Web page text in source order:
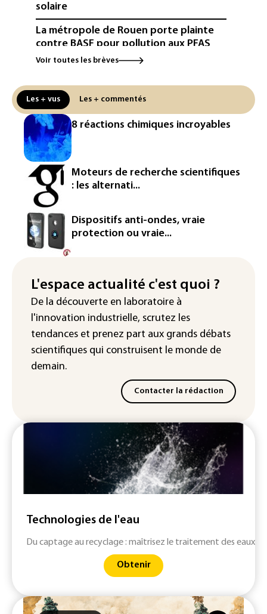
solaire
La métropole de Rouen porte plainte
contre BASF pour pollution aux PFAS
Canicule: à l'arrêt depuis fin juillet, la
réseau
Véhicules de livraison autonomes: la
France ouvre la voie à leur
homologation
Iris³: Eutelsat investira 3,4 milliards
d'euros dans la future constellation
européenne
Le magazine VSD racheté par
l'entrepreneur Vianney d'Alançon
La production française de maïs
"Retour en force" progressif de la
chaleur dans les prochains jours en
France
Voir toutes les brèves
Les + vus Les + commentés
8 réactions chimiques incroyables
Moteurs de recherche scientifiques
: les alternati...
Dispositifs anti-ondes, vraie
protection ou vraie...
L'espace actualité c'est quoi ?
De la découverte en laboratoire à
l'innovation industrielle, scrutez les
tendances et prenez part aux grands débats
scientifiques qui construisent le monde de
demain.
Contacter la rédaction
Technologies de l'eau
Du captage au recyclage : maîtrisez le traitement des eaux
Obtenir